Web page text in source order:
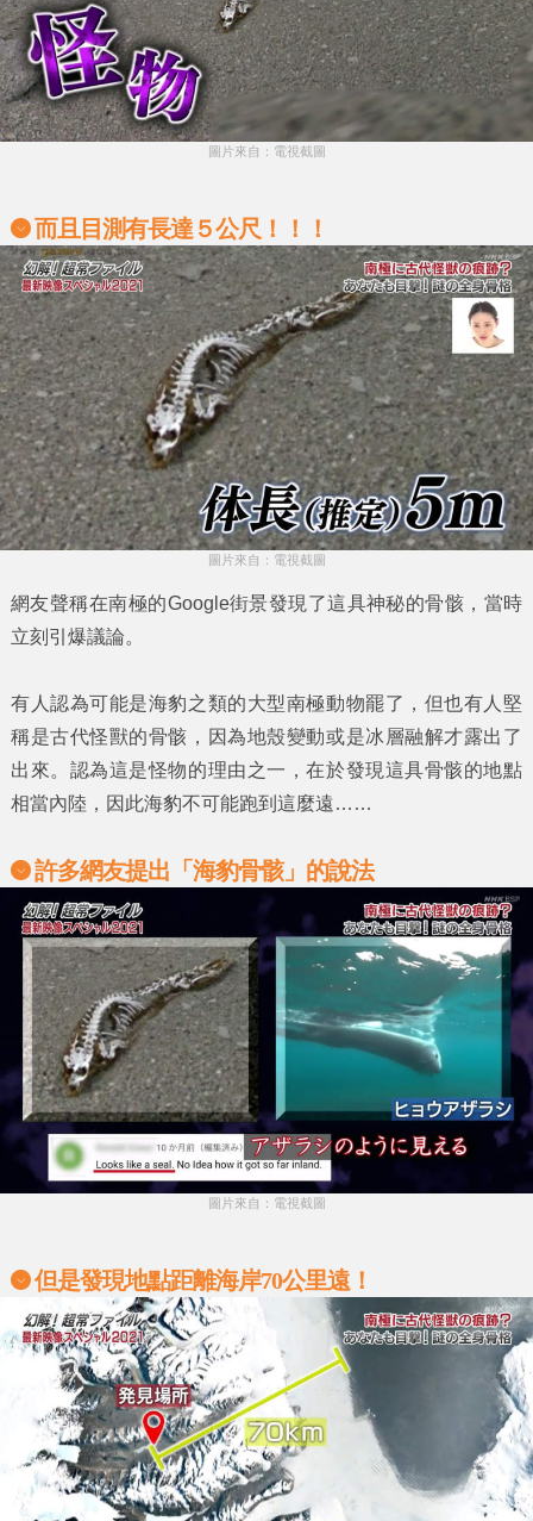
圖片來自：電視截圖
而且目測有長達５公尺！！！
圖片來自：電視截圖
網友聲稱在南極的Google街景發現了這具神秘的骨骸，當時
立刻引爆議論。
有人認為可能是海豹之類的大型南極動物罷了，但也有人堅
稱是古代怪獸的骨骸，因為地殼變動或是冰層融解才露出了
出來。認為這是怪物的理由之一，在於發現這具骨骸的地點
相當內陸，因此海豹不可能跑到這麼遠……
許多網友提出「海豹骨骸」的說法
圖片來自：電視截圖
但是發現地點距離海岸70公里遠！